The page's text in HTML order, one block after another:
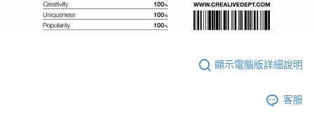
顯示電腦版詳細說明
客服